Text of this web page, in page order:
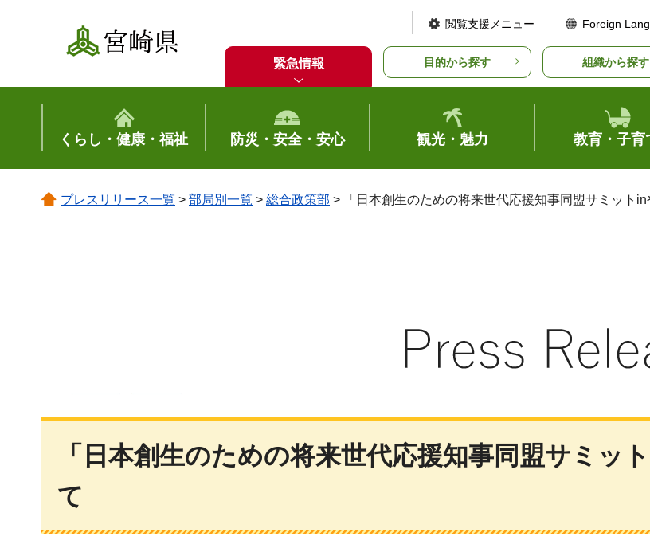
宮崎県
閲覧支援メニュー Foreign
緊急情報 目的から探す 組織から探す
くらし・健康・福祉 防災・安全・安心 観光・魅力 教育・子育
プレスリリース一覧 > 部局別一覧 > 総合政策部 > 「日本創生のための将来世代応援知事同盟サミット
「日本創生のための将来世代応援知事同盟サミッ
て